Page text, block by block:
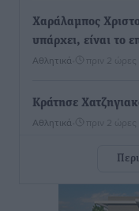
Χαράλαμπος
υπάρχει, είναι το
Αθλητικά πριν 2 ώρες
Κράτησε
Αθλητικά πριν 2 ώρες
Ιπποκράτης:
Αθλητικά• πριν 2 ώρες